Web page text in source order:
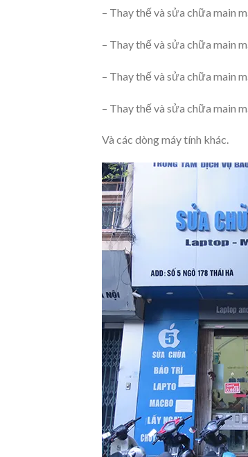
– Thay thế và sửa chữa main
– Thay thế và sửa chữa main
– Thay thế và sửa chữa main
– Thay thế và sửa chữa main
Và các dòng máy tính khác.